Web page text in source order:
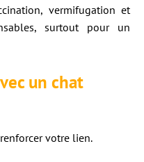
vermifugation et
surtout pour un
un chat
votre lien.